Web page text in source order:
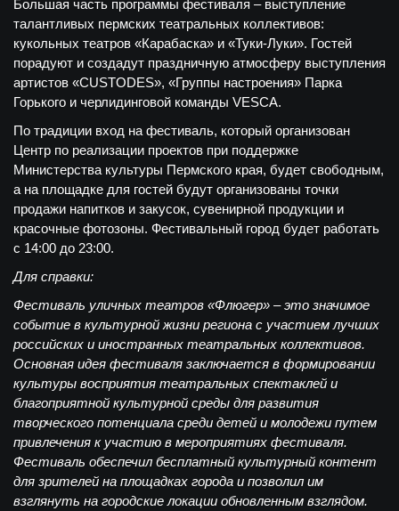
Большая часть программы фестиваля – выступление
талантливых пермских театральных коллективов:
кукольных театров «Карабаска» и «Туки-Луки». Гостей
порадуют и создадут праздничную атмосферу выступления
артистов «CUSTODES», «Группы настроения» Парка
Горького и черлидинговой команды VESCA.
По традиции вход на фестиваль, который организован
Центр по реализации проектов при поддержке
Министерства культуры Пермского края, будет свободным,
а на площадке для гостей будут организованы точки
продажи напитков и закусок, сувенирной продукции и
красочные фотозоны. Фестивальный город будет работать
с 14:00 до 23:00.
Для справки:
Фестиваль уличных театров «Флюгер» – это значимое
событие в культурной жизни региона с участием лучших
российских и иностранных театральных коллективов.
Основная идея фестиваля заключается в формировании
культуры восприятия театральных спектаклей и
благоприятной культурной среды для развития
творческого потенциала среди детей и молодежи путем
привлечения к участию в мероприятиях фестиваля.
Фестиваль обеспечил бесплатный культурный контент
для зрителей на площадках города и позволил им
взглянуть на городские локации обновленным взглядом.